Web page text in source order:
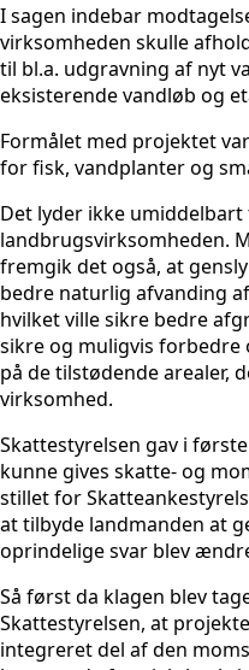
I sagen indebar
virksomheden skulle
til bl.a. udgravning af nyt
eksisterende vandløb og
Formålet med projektet
for fisk, vandplanter og
Det lyder ikke
landbrugsvirksomheden.
fremgik det også, at
bedre naturlig afvanding
hvilket ville sikre bedre
sikre og muligvis
på de tilstødende arealer,
virksomhed.
Skattestyrelsen gav i
kunne gives skatte- og
stillet for
at tilbyde landmanden at
oprindelige svar blev
Så først da klagen blev
Skattestyrelsen, at
integreret del af den